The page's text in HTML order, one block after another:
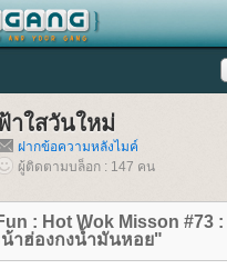
าใสวันใหม่
ฝากข้อความหลังไมค์
ผู้ติดตามบล็อก : 147 คน
: Hot Wok Misson #73
าฮ่องกงน้ำมันหอย"